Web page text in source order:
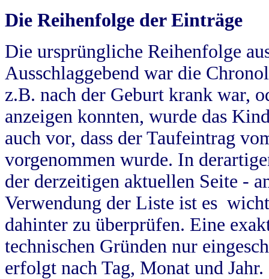
Die Reihenfolge der Einträge
Die ursprüngliche Reihenfolge
Ausschlaggebend war die
z.B. nach der Geburt krank war,
anzeigen konnten, wurde das
auch vor, dass der Taufeintrag
vorgenommen wurde. In
der derzeitigen aktuellen Seite -
Verwendung der Liste ist es
dahinter zu überprüfen. Eine
technischen Gründen nur
erfolgt nach Tag, Monat und Jahr.